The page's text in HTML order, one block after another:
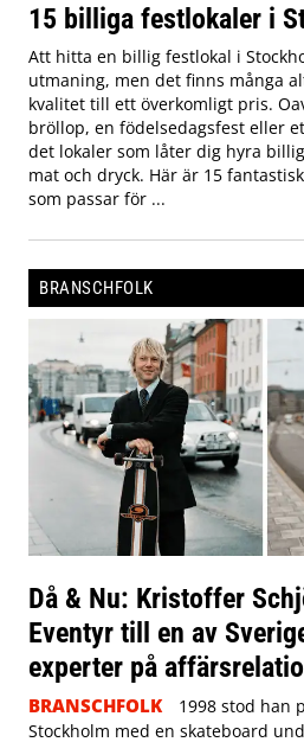
15 billiga festlokaler i
Att hitta en billig festlokal i
utmaning, men det finns många
kvalitet till ett överkomligt pris.
bröllop, en födelsedagsfest eller
det lokaler som låter dig hyra
mat och dryck. Här är 15
som passar för ...
BRANSCHFOLK
Då & Nu: Kristoffer
Eventyr till en av
experter på
BRANSCHFOLK
1998 stod han
Stockholm med en skateboard